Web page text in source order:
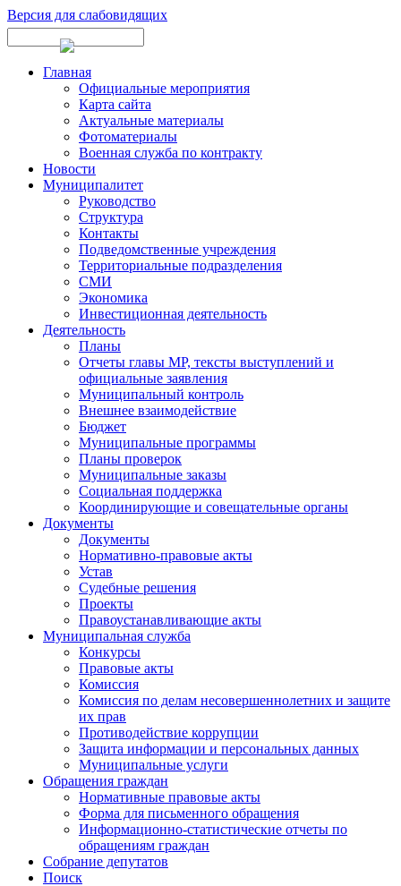
Версия для слабовидящих
Главная
Официальные мероприятия
Карта сайта
Актуальные материалы
Фотоматериалы
Военная служба по контракту
Новости
Муниципалитет
Руководство
Структура
Контакты
Подведомственные учреждения
Территориальные подразделения
СМИ
Экономика
Инвестиционная деятельность
Деятельность
Планы
Отчеты главы МР, тексты выступлений и
официальные заявления
Муниципальный контроль
Внешнее взаимодействие
Бюджет
Муниципальные программы
Планы проверок
Муниципальные заказы
Социальная поддержка
Координирующие и совещательные органы
Документы
Документы
Нормативно-правовые акты
Устав
Судебные решения
Проекты
Правоустанавливающие акты
Муниципальная служба
Конкурсы
Правовые акты
Комиссия
Комиссия по делам несовершеннолетних и защите
их прав
Противодействие коррупции
Защита информации и персональных данных
Муниципальные услуги
Обращения граждан
Нормативные правовые акты
Форма для письменного обращения
Информационно-статистические отчеты по
обращениям граждан
Собрание депутатов
Поиск